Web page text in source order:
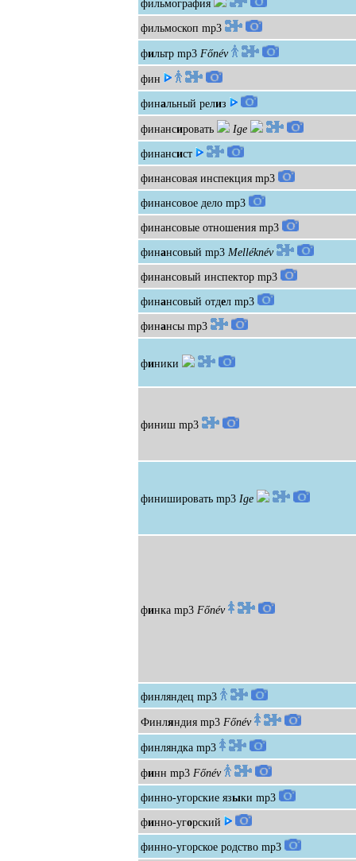
фильмография
фильмоскоп mp3
фильтр mp3 Főnév
фин
финальный релиз
финансировать Ige
финансист
финансовая инспекция mp3
финансовое дело mp3
финансовые отношения mp3
финансовый mp3 Melléknév
финансовый инспектор mp3
финансовый отдел mp3
финансы mp3
финики
финиш mp3
финишировать mp3 Ige
финка mp3 Főnév
финляндец mp3
Финляндия mp3 Főnév
финляндка mp3
финн mp3 Főnév
финно-угорские языки mp3
финно-угорский
финно-угорское родство mp3